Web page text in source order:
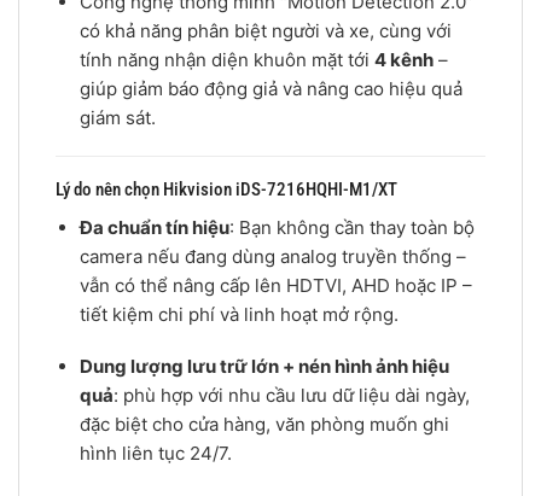
có khả năng phân biệt người và xe, cùng với
tính năng nhận diện khuôn mặt tới 4 kênh–
giúp giảm báo động giả và nâng cao hiệu quả
giám sát.
Lý do nên chọn Hikvision iDS-7216HQHI-M1/XT
Đa chuẩn tín hiệu: Bạn không cần thay toàn bộ
camera nếu đang dùng analog truyền thống –
vẫn có thể nâng cấp lên HDTVI, AHD hoặc IP –
tiết kiệm chi phí và linh hoạt mở rộng.
Dung lượng lưu trữ lớn + nén hình ảnh hiệu
quả: phù hợp với nhu cầu lưu dữ liệu dài ngày,
đặc biệt cho cửa hàng, văn phòng muốn ghi
hình liên tục 24/7.